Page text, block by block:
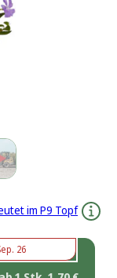
im P9 Topf
26